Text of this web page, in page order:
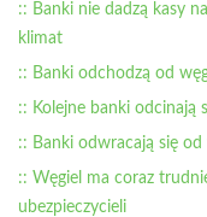
:: Banki nie dadzą kasy
klimat
:: Banki odchodzą od
:: Kolejne banki odcinają
:: Banki odwracają się od
:: Węgiel ma coraz
ubezpieczycieli